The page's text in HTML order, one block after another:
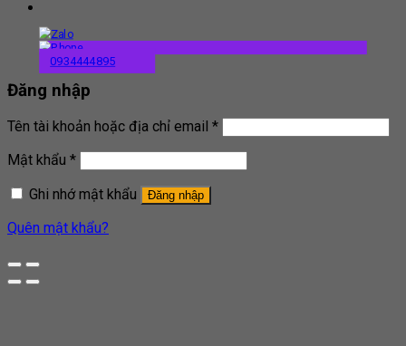
0934444895
Đăng nhập
Tên tài khoản hoặc địa chỉ email *
Mật khẩu *
Ghi nhớ mật khẩu
Đăng nhập
Quên mật khẩu?